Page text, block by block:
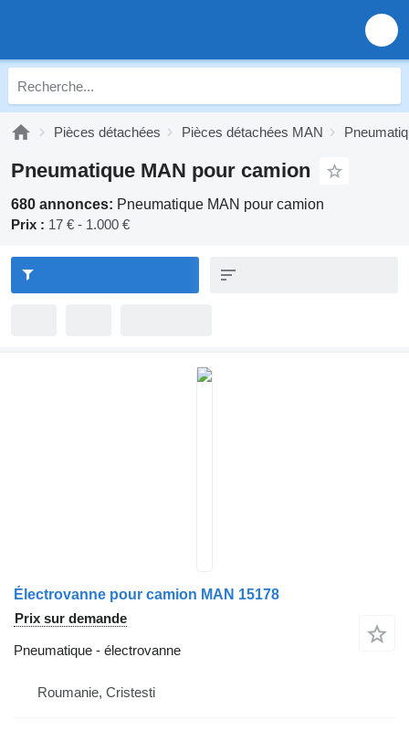
Pièces détachées Pièces détachées MAN
Pneumatique MAN pour camion
680 annonces: Pneumatique MAN pour camion
Prix : 17 € - 1.000 €
Électrovanne pour camion MAN 15178
Prix sur demande
Pneumatique - électrovanne
Roumanie, Cristesti